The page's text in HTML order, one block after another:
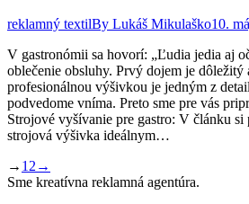
reklamný textilBy Lukáš Mikulaško10.
V gastronómii sa hovorí: „Ľudia jedia aj
oblečenie obsluhy. Prvý dojem je
profesionálnou výšivkou je jedným z
podvedome vníma. Preto sme pre vás
Strojové vyšívanie pre gastro: V článku si
strojová výšivka ideálnym…
→ 1 2 →
Sme kreatívna reklamná agentúra.